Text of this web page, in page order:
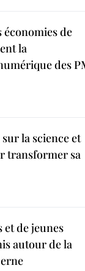
économies de
la
des
la science et
transformer sa
et de jeunes
autour de la